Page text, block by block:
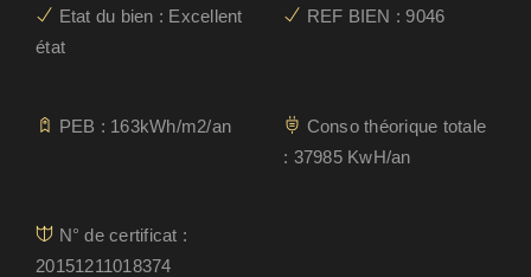
Etat du bien : Excellent
état
REF BIEN : 9046
PEB : 163kWh/m2/an
Conso théorique totale
: 37985 KwH/an
N° de certificat :
20151211018374